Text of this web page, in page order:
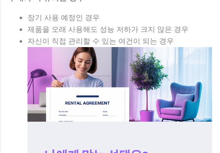
장기 사용 예정인 경우
제품을 오래 사용해도 성능 저하가 크지 않은 경우
자신이 직접 관리할 수 있는 여건이 되는 경우